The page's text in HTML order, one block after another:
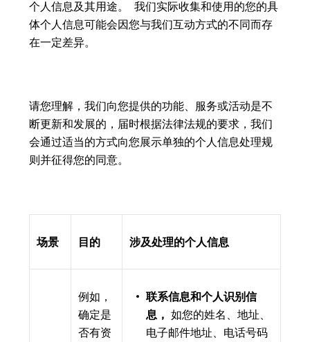
个人信息及其用途。 我们实际收集和使用的您的具
体个人信息可能会因您与我们互动方式的不同而存
在一定差异。
请您理解，我们向您提供的功能、服务或活动是不
断更新和发展的，届时根据法律法规的要求，我们
会通过适当的方式向您展示单独的个人信息处理规
则并征得您的同意。
场景 目的 涉及处理的个人信息
例如，
确定是
否有资
联系信息和个人识别信
息， 如您的姓名、地址、
电子邮件地址、电话号码